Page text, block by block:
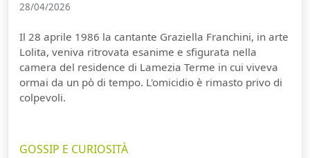
28/04/2026
Il 28 aprile 1986 la cantante Graziella Franchini, in arte
Lolita, veniva ritrovata esanime e sfigurata nella
camera del residence di Lamezia Terme in cui viveva
ormai da un pò di tempo. L'omicidio è rimasto privo di
colpevoli.
GOSSIP E CURIOSITÀ